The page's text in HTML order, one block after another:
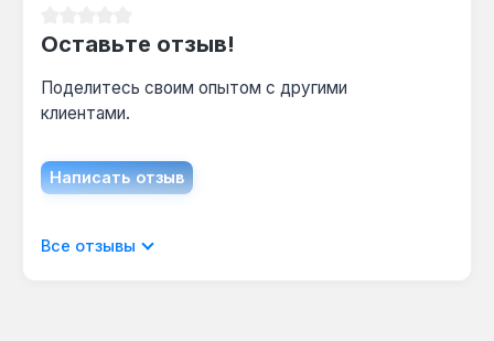
Оставьте отзыв!
Поделитесь своим опытом с другими
клиентами.
Написать отзыв
Отображать отзывы только на текущем
Все отзывы